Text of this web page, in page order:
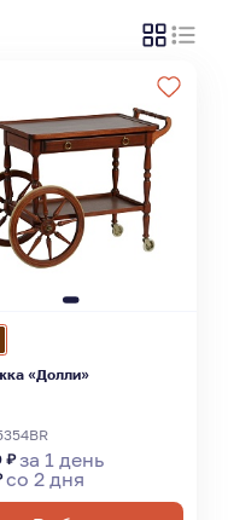
«Долли»
₽за 1 день
со 2 дня